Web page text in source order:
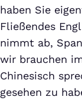
haben Sie
Fließendes
nimmt ab,
wir brauchen
Chinesisch
gesehen zu